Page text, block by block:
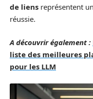
de liens représentent
réussie.
A découvrir également :
liste des meilleures
pour les LLM